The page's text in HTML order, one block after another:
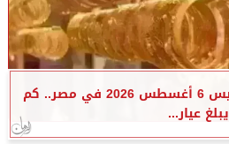
أسعار الذهب اليوم الخميس 6 أغسطس 2026 في مصر.. كم
يبلغ عيار...